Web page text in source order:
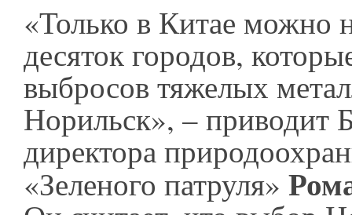
«Только в Китае можно
десяток городов,
выбросов тяжелых
Норильск», – приводит
директора
«Зеленого патруля»